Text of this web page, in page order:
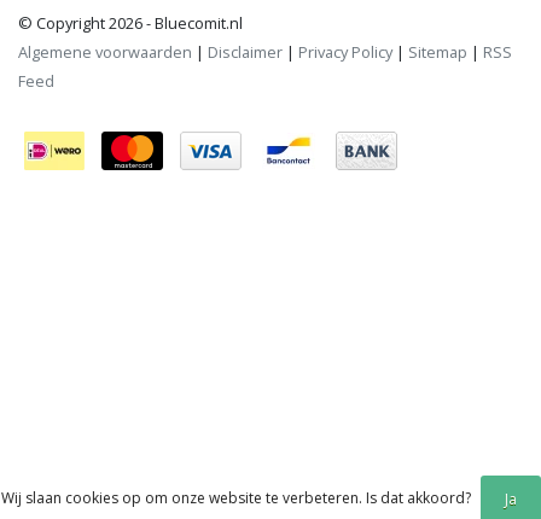
© Copyright 2026 - Bluecomit.nl
Algemene voorwaarden | Disclaimer | Privacy Policy| Sitemap | RSS
Feed
Wij slaan cookies op om onze website te verbeteren. Is dat akkoord? Ja